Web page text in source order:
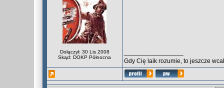
Dołączył: 30 Lis 2008
Skąd: DOKP Północna
Gdy Cię laik rozumie, to jeszcze